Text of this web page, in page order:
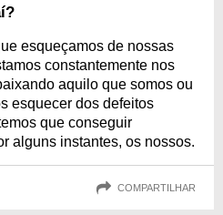
esqueçamos de nossas
constantemente nos
aquilo que somos ou
esquecer dos defeitos
que conseguir
alguns instantes, os nossos.
COMPARTILHAR